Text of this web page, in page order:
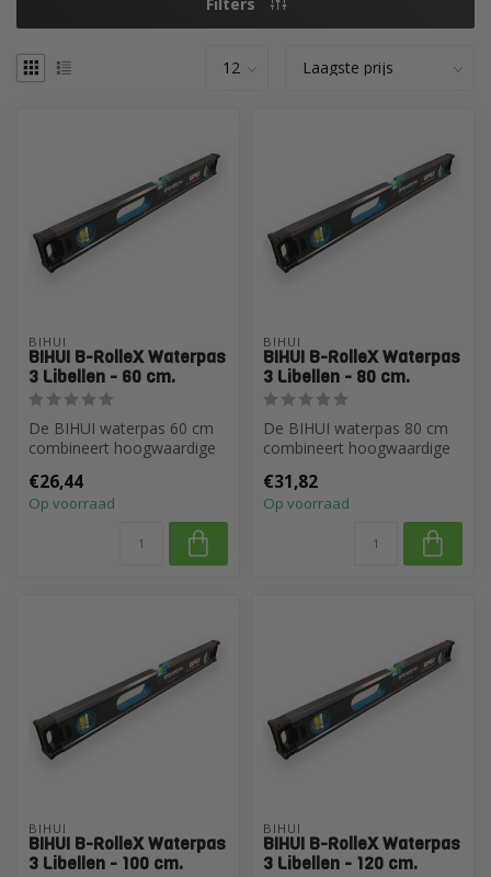
BIHUI
BIHUI B-RolleX Waterpas
3 Libellen - 60 cm.
De BIHUI waterpas 60 cm
combineert hoogwaardige
robuuste duur...
€26,44
Op voorraad
BIHUI
BIHUI B-RolleX Waterpas
3 Libellen - 80 cm.
De BIHUI waterpas 80 cm
combineert hoogwaardige
robuuste duur...
€31,82
Op voorraad
BIHUI
BIHUI B-RolleX Waterpas
3 Libellen - 100 cm.
BIHUI
BIHUI B-RolleX Waterpas
3 Libellen - 120 cm.